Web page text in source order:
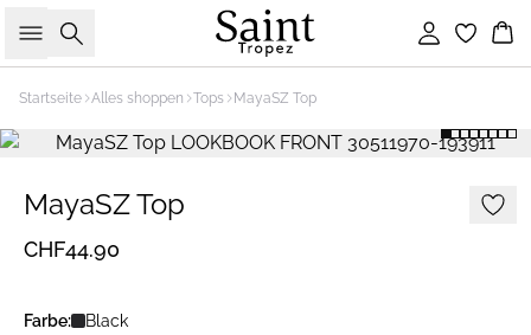
Suche Einloggen
Startseite Alles shoppen Tops MayaSZ Top
MayaSZ Top
CHF44.90
Farbe: Black